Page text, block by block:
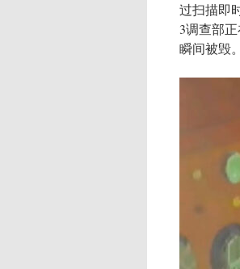
过扫描即
3调查部
瞬间被毁。